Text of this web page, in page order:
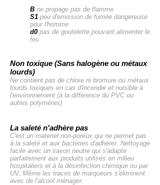
B ne propage pas de flamme
S1 peu d'emission de fumée dangereuse
pour l'homme
d0 pas de goutelette pouvant alimenter le
feu
Non toxique (Sans halogène ou métaux
lourds)
Ne contient pas de chlore ni bromure ou métaux
lourds toxiques en cas d'incendie et nuisible à
l'environnement (à la différence du PVC ou
autres polymères)
La saleté n'adhère pas
C'est un materiel non-poreux qui ne permet pas
à la saleté et aux bactéries d'adhérer. Nettoyage
facile avec un savon neutre qui s'adapte
parfaitement aux produits utilisés en milieu
hospitaliers et à la désinfection chimique ou par
UV. Même les traces de marqueurs s'éliminent
avec de l'alcool ménager.